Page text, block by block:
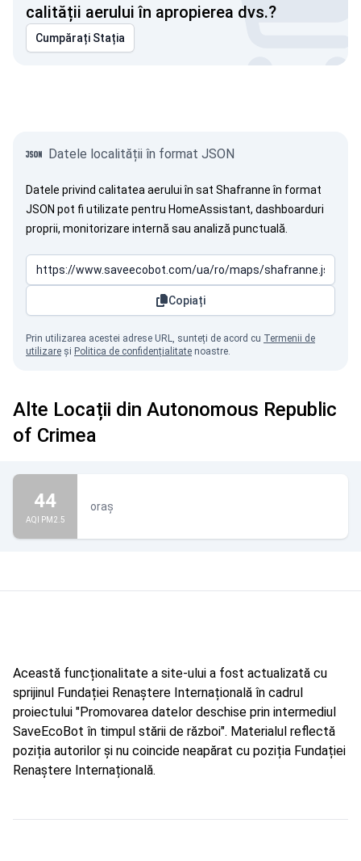
calității aerului în apropierea dvs.?
Cumpărați Stația
Datele localității în format JSON
Datele privind calitatea aerului în sat Shafranne în format
JSON pot fi utilizate pentru HomeAssistant, dashboarduri
proprii, monitorizare internă sau analiză punctuală.
Copiați
Prin utilizarea acestei adrese URL, sunteți de acord cu Termenii de
utilizare și Politica de confidențialitate noastre.
Alte Locații din Autonomous Republic
of Crimea
44
AQI PM2.5
oraș
Această funcționalitate a site-ului a fost actualizată cu
sprijinul Fundației Renaștere Internațională în cadrul
proiectului "Promovarea datelor deschise prin intermediul
SaveEcoBot în timpul stării de război". Materialul reflectă
poziția autorilor și nu coincide neapărat cu poziția Fundației
Renaștere Internațională.